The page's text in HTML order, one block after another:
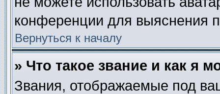
конференции для выяснения
Вернуться к началу
» Что такое звание и как я
Звания, отображаемые под